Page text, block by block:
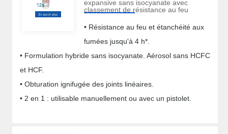
expansive sans isocyanate avec
classement de résistance au feu
• Résistance au feu et étanchéité aux
fumées jusqu'à 4 h*.
• Formulation hybride sans isocyanate. Aérosol sans HCFC
et HCF.
• Obturation ignifugée des joints linéaires.
• 2 en 1 : utilisable manuellement ou avec un pistolet.